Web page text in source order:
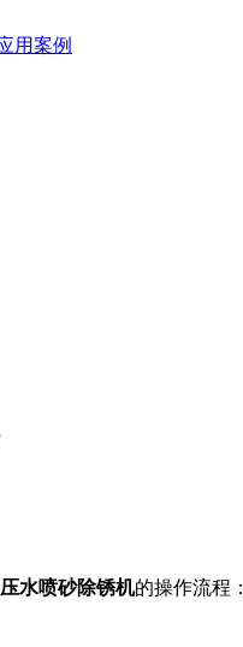
用案例
水喷砂除锈机的操作流程：